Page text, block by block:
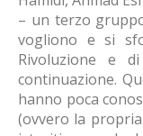
– un terzo
vogliono e si
Rivoluzione e
continuazione.
hanno poca
(ovvero la